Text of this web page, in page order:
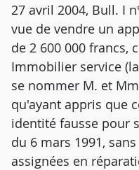
27 avril 2004, Bull. I
vue de vendre un
de 2 600 000 francs,
Immobilier service
se nommer M. et
qu'ayant appris que
identité fausse pour
du 6 mars 1991,
assignées en